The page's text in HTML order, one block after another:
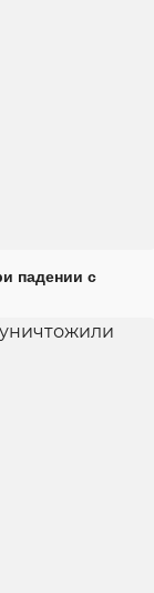
падении с